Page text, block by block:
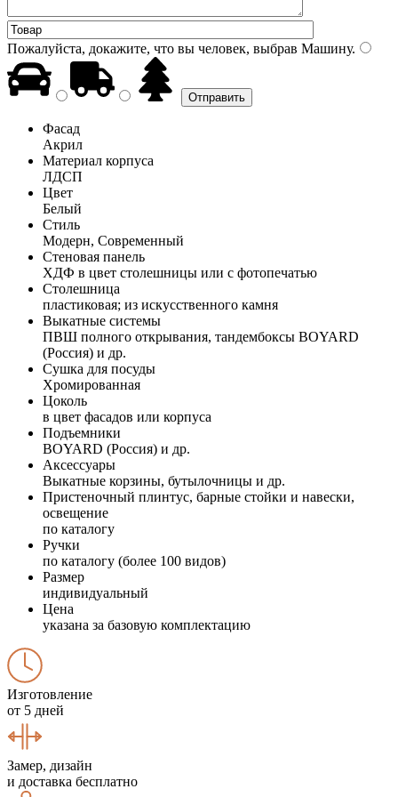
Пожалуйста, докажите, что вы человек, выбрав Машину.
Фасад
Акрил
Материал корпуса
ЛДСП
Цвет
Белый
Стиль
Модерн, Современный
Стеновая панель
ХДФ в цвет столешницы или с фотопечатью
Столешница
пластиковая; из искусственного камня
Выкатные системы
ПВШ полного открывания, тандембоксы BOYARD
(Россия) и др.
Сушка для посуды
Хромированная
Цоколь
в цвет фасадов или корпуса
Подъемники
BOYARD (Россия) и др.
Аксессуары
Выкатные корзины, бутылочницы и др.
Пристеночный плинтус, барные стойки и навески,
освещение
по каталогу
Ручки
по каталогу (более 100 видов)
Размер
индивидуальный
Цена
указана за базовую комплектацию
Изготовление
от 5 дней
Замер, дизайн
и доставка бесплатно